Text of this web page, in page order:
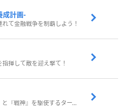
成計画-
て金融戦争を制覇しよう！
揮して敵を迎え撃て！
武器の『アビリティ』と『戦神』を駆使するターン制コマンドバトルRPG！